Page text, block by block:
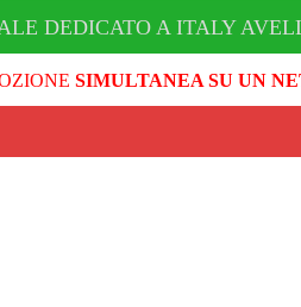
DEDICATO A ITALY
SIMULTANEA SU UN